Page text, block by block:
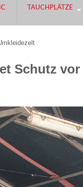
TAUCHPLÄTZE
Schutz